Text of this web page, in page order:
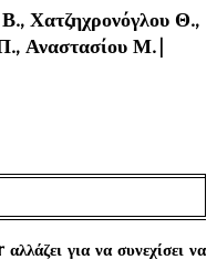
Χατζηχρονόγλου Θ.,
Αναστασίου Μ.|
για να συνεχίσει να